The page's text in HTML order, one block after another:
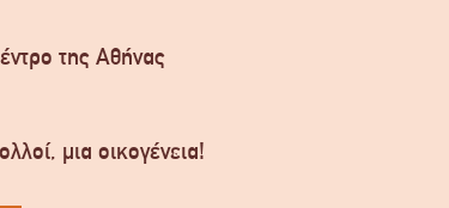
της Αθήνας
μια οικογένεια!